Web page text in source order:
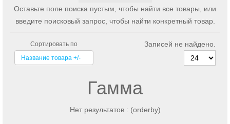
Оставьте поле поиска пустым, чтобы найти все товары, или
введите поисковый запрос, чтобы найти конкретный товар.
Сортировать по
Название товара +/-
Записей не найдено.
Гамма
Нет результатов : (orderby)